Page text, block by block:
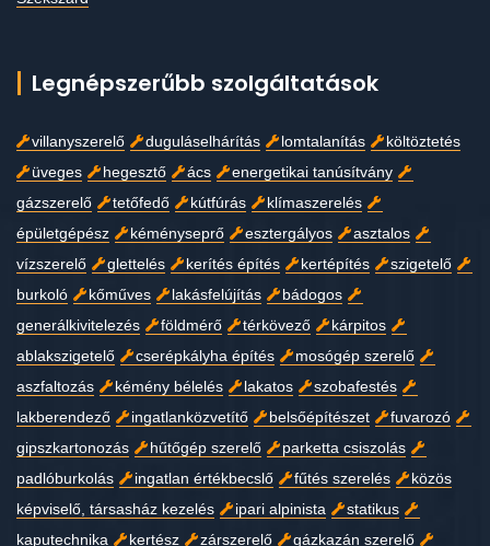
Legnépszerűbb szolgáltatások
villanyszerelő duguláselhárítás lomtalanítás
költöztetés
üveges
hegesztő ács
energetikai tanúsítvány
gázszerelő
tetőfedő kútfúrás
klímaszerelés
épületgépész
kéményseprő esztergályos
asztalos
vízszerelő
glettelés kerítés építés kertépítés
szigetelő
burkoló
kőműves lakásfelújítás
bádogos
generálkivitelezés
földmérő térkövező
kárpitos
ablakszigetelő
cserépkályha építés
mosógép szerelő
aszfaltozás
kémény bélelés lakatos
szobafestés
lakberendező
ingatlanközvetítő belsőépítészet
fuvarozó
gipszkartonozás
hűtőgép szerelő
parketta csiszolás
padlóburkolás
ingatlan értékbecslő fűtés szerelés
közös
képviselő, társasház kezelés
ipari alpinista
statikus
kaputechnika
kertész zárszerelő gázkazán szerelő